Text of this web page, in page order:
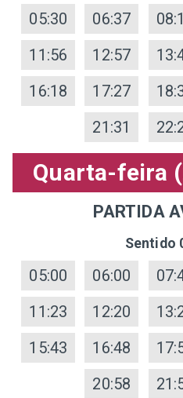
05:30 06:37
11:56
12:57
16:18
17:27
21:31
Quarta-feira
PARTIDA
Sentido
05:00 06:00
11:23
12:20
15:43
16:48
20:58